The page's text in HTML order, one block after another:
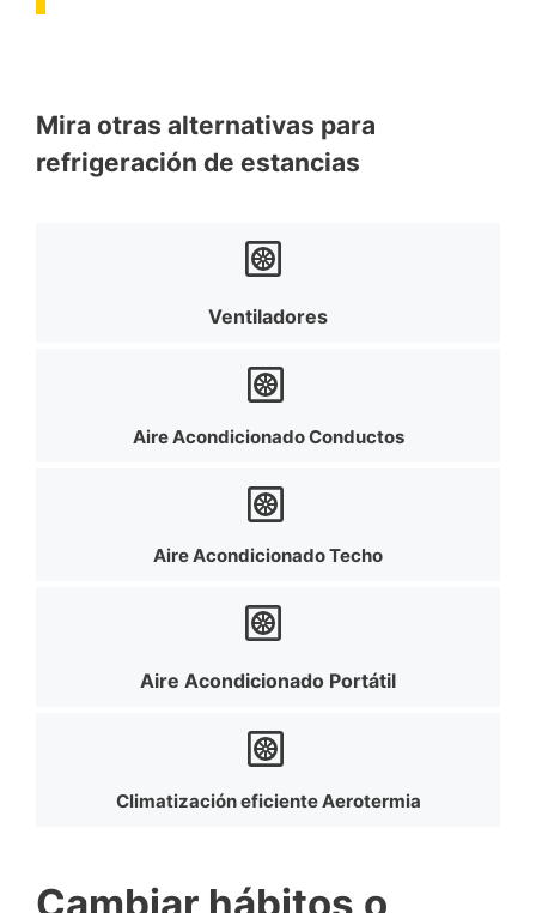
Mira otras alternativas para
refrigeración de estancias
Ventiladores
Aire Acondicionado Conductos
Aire Acondicionado Techo
Aire Acondicionado Portátil
Climatización eficiente Aerotermia
Cambiar hábitos o